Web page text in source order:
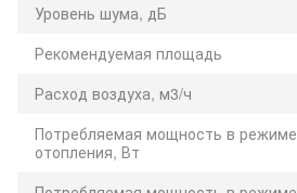
Уровень шума, дБ
Рекомендуемая площадь
Расход воздуха, м3/ч
Потребляемая мощность в режиме
отопления, Вт